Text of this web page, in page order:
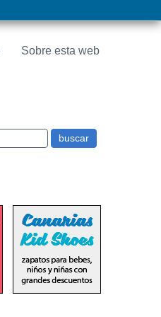
Sobre esta web